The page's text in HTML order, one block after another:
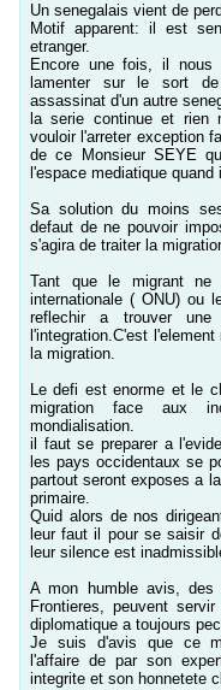
Un senegalais vient de
Motif apparent: il est
etranger.
Encore une fois, il nous
lamenter sur le sort de
assassinat d'un autre
la serie continue et rien
vouloir l'arreter exception
de ce Monsieur SEYE
l'espace mediatique
Sa solution du moins
defaut de ne pouvoir
s'agira de traiter la
Tant que le migrant ne
internationale ( ONU) ou
reflechir a trouver une
l'integration.C'est
la migration.
Le defi est enorme et le
migration face aux
mondialisation.
il faut se preparer a
les pays occidentaux se
partout seront exposes a
primaire.
Quid alors de nos
leur faut il pour se saisir
leur silence est
A mon humble avis, des
Frontieres, peuvent
diplomatique a toujours
Je suis d'avis que ce
l'affaire de par son
integrite et son honnetete